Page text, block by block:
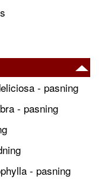
- pasning
- pasning
- pasning